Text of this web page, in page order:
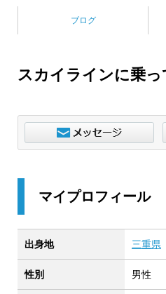
ブログ
スカイラインに乗
マイプロフィール
出身地 三重県
性別 男性